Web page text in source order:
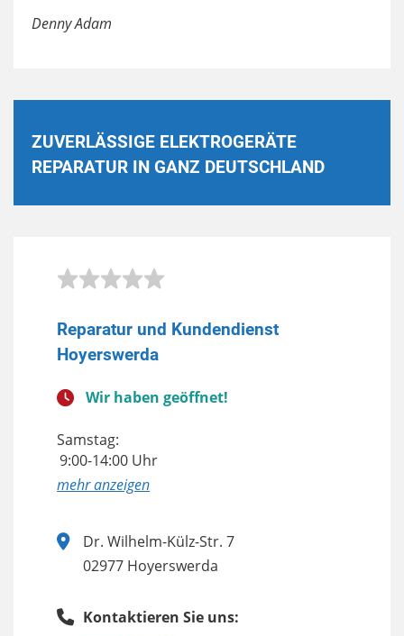
Denny Adam
ZUVERLÄSSIGE ELEKTROGERÄTE
REPARATUR IN GANZ DEUTSCHLAND
Reparatur und Kundendienst
Hoyerswerda
Wir haben geöffnet!
Samstag:
9:00-14:00 Uhr
anzeigen
Dr. Wilhelm-Külz-Str. 7
02977 Hoyerswerda
Kontaktieren Sie uns: